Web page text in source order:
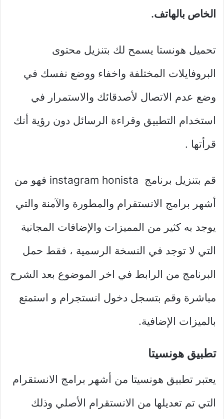
الخاص بالهاتف.
تحميل هونستا يسمح لك بتنزيل محتوى
البروفايلات المختلفة واخفاء ووضع نفسك في
وضع عدم الاتصال لأصدقائك والاستمرار في
استخدام التطبيق وقراءة الرسائل دون رؤية أنك
قرأتها .
قم بتنزيل برنامج instagram honista فهو من
أشهر برامج الانستقرام والمطورة والآمنة والتي
يوجد به كثير من المميزات والإضافات المجانية
التي لا توجد في النسخة الرسمية ، فقط حمل
البرنامج من الرابط في اخر الموضوع بعد الشرح
مباشرة وقم بتسجل دخول انستجرام و استمتع
بالميزات الإضافية.
تطبيق هونسيتا
يعتبر تطبيق هونسيتا من أشهر برامج الانستقرام
التي تم تعديلها من الانستقرام الأصلي وذلك